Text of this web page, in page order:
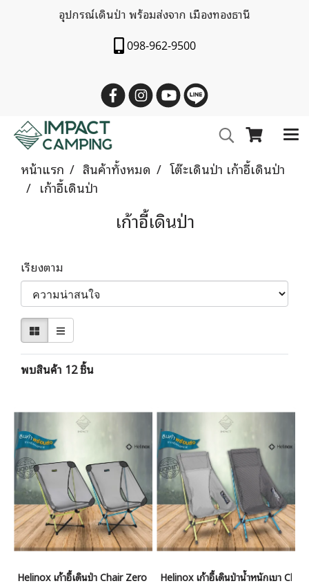
อุปกรณ์เดินป่า พร้อมส่งจาก เมืองทองธานี
098-962-9500
หน้าแรก สินค้าทั้งหมด
โต๊ะเดินป่า เก้าอี้เดินป่า
เก้าอี้เดินป่า
เก้าอี้เดินป่า
เรียงตาม
พบสินค้า 12 ชิ้น
Helinox เก้าอี้เดินป่า Chair Zero LTHelinox เก้าอี้เดินป่าน้ำหนักเบา